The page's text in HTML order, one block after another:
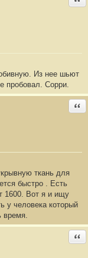
Из нее шьют
Сорри.
ткань для
быстро . Есть
1600. Вот я и ищу
у человека который